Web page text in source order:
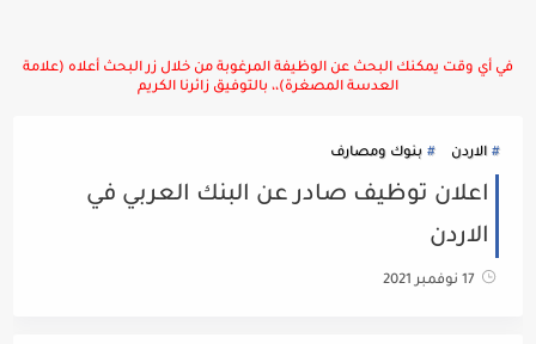
في أي وقت يمكنك البحث عن الوظيفة المرغوبة من خلال زر البحث أعلاه (علامة
العدسة المصغرة)،، بالتوفيق زائرنا الكريم
الاردن بنوك ومصارف
اعلان توظيف صادر عن البنك العربي في
الاردن
17 نوفمبر 2021